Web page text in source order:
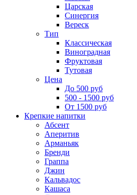
Царская
Синергия
Вереск
Тип
Классическая
Виноградная
Фруктовая
Тутовая
Цена
До 500 руб
500 - 1500 руб
От 1500 руб
Крепкие напитки
Абсент
Аперитив
Арманьяк
Бренди
Граппа
Джин
Кальвадос
Кашаса